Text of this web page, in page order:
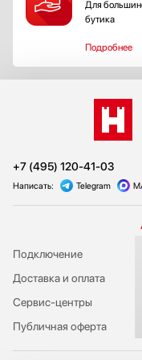
Для
бутика
Подробнее
+7 (495) 120-41-03
Написать: Telegram
Подключение
Публичная оферта
Сервис-центры
Доставка и оплата